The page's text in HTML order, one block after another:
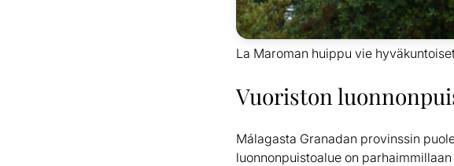
La Maroman huippu vie
Vuoriston
Málagasta Granadan provinssin
luonnonpuistoalue on